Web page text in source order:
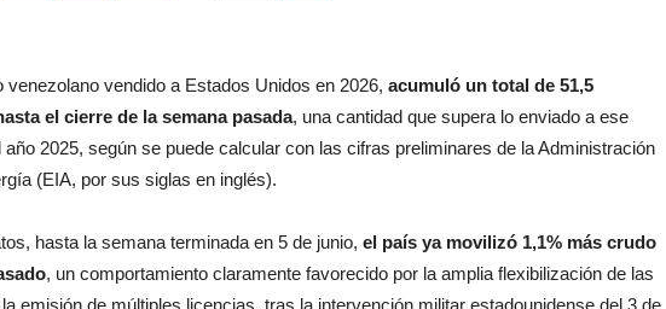
venezolano vendido a Estados Unidos en 2026, acumuló un total de 51,5
el cierre de la semana pasada, una cantidad que supera lo enviado a ese
año 2025, según se puede calcular con las cifras preliminares de la Administración
(EIA, por sus siglas en inglés).
hasta la semana terminada en 5 de junio, el país ya movilizó 1,1% más crudo
, un comportamiento claramente favorecido por la amplia flexibilización de las
emisión de múltiples licencias, tras la intervención militar estadounidense del 3 de